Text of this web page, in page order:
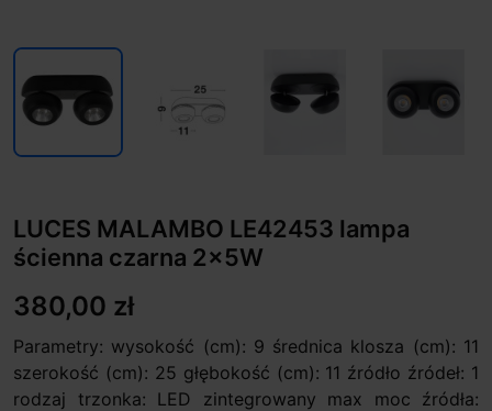
LUCES MALAMBO LE42453 lampa
ścienna czarna 2x5W
380,00 zł
Parametry: wysokość (cm): 9 średnica klosza (cm): 11
szerokość (cm): 25 głębokość (cm): 11 źródło źródeł: 1
rodzaj trzonka: LED zintegrowany max moc źródła: